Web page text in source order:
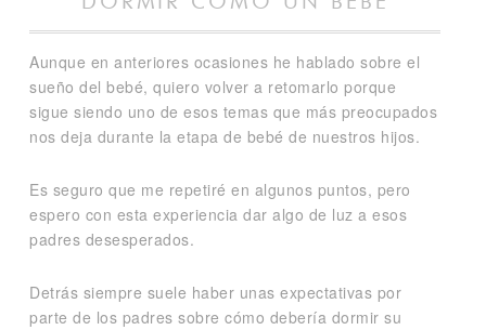
Aunque en anteriores ocasiones he hablado sobre el
sueño del bebé, quiero volver a retomarlo porque
sigue siendo uno de esos temas que más preocupados
nos deja durante la etapa de bebé de nuestros hijos.
Es seguro que me repetiré en algunos puntos, pero
espero con esta experiencia dar algo de luz a esos
padres desesperados.
Detrás siempre suele haber unas expectativas por
parte de los padres sobre cómo debería dormir su